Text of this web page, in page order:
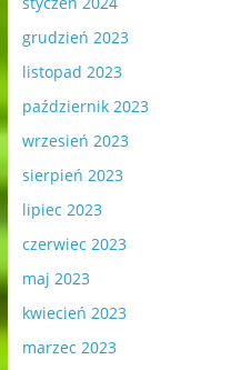
grudzień 2023
listopad 2023
październik 2023
wrzesień 2023
sierpień 2023
lipiec 2023
czerwiec 2023
maj 2023
kwiecień 2023
marzec 2023